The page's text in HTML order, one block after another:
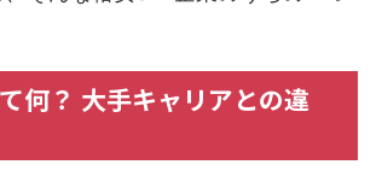
何？ 大手キャリアとの違